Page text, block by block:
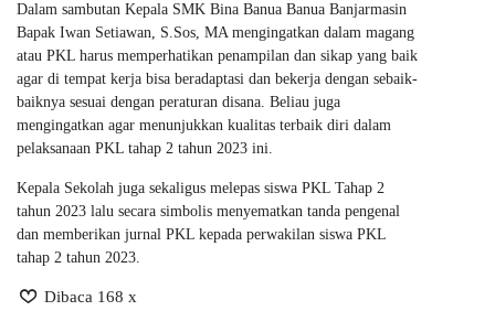
Dalam sambutan Kepala SMK Bina Banua Banua Banjarmasin
Bapak Iwan Setiawan, S.Sos, MA mengingatkan dalam magang
atau PKL harus memperhatikan penampilan dan sikap yang baik
agar di tempat kerja bisa beradaptasi dan bekerja dengan sebaik-
baiknya sesuai dengan peraturan disana. Beliau juga
mengingatkan agar menunjukkan kualitas terbaik diri dalam
pelaksanaan PKL tahap 2 tahun 2023 ini.
Kepala Sekolah juga sekaligus melepas siswa PKL Tahap 2
tahun 2023 lalu secara simbolis menyematkan tanda pengenal
dan memberikan jurnal PKL kepada perwakilan siswa PKL
tahap 2 tahun 2023.
Dibaca 168 x